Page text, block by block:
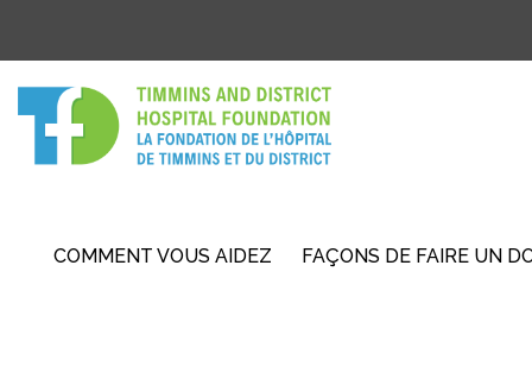
COMMENT VOUS AIDEZ FAÇONS DE FAIRE UN